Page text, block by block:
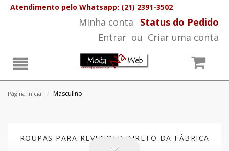
Atendimento pelo Whatsapp: (21) 2391-3502
Minha conta
Status do Pedido
Entrar ou Criar uma conta
Página Inicial / Masculino
ROUPAS PARA REVENDER DIRETO DA FÁBRICA